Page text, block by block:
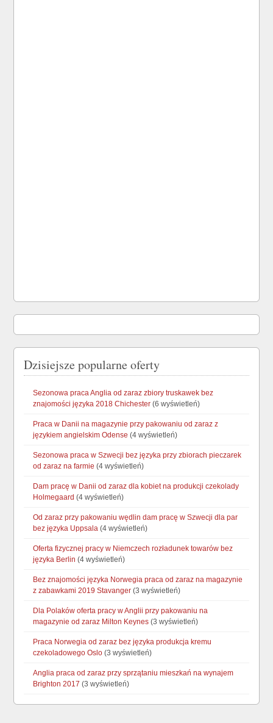
Dzisiejsze popularne oferty
Sezonowa praca Anglia od zaraz zbiory truskawek bez
znajomości języka 2018 Chichester (6 wyświetleń)
Praca w Danii na magazynie przy pakowaniu od zaraz z
językiem angielskim Odense (4 wyświetleń)
Sezonowa praca w Szwecji bez języka przy zbiorach pieczarek
od zaraz na farmie (4 wyświetleń)
Dam pracę w Danii od zaraz dla kobiet na produkcji czekolady
Holmegaard (4 wyświetleń)
Od zaraz przy pakowaniu wędlin dam pracę w Szwecji dla par
bez języka Uppsala (4 wyświetleń)
Oferta fizycznej pracy w Niemczech rozładunek towarów bez
języka Berlin (4 wyświetleń)
Bez znajomości języka Norwegia praca od zaraz na magazynie
z zabawkami 2019 Stavanger (3 wyświetleń)
Dla Polaków oferta pracy w Anglii przy pakowaniu na
magazynie od zaraz Milton Keynes (3 wyświetleń)
Praca Norwegia od zaraz bez języka produkcja kremu
czekoladowego Oslo (3 wyświetleń)
Anglia praca od zaraz przy sprzątaniu mieszkań na wynajem
Brighton 2017 (3 wyświetleń)